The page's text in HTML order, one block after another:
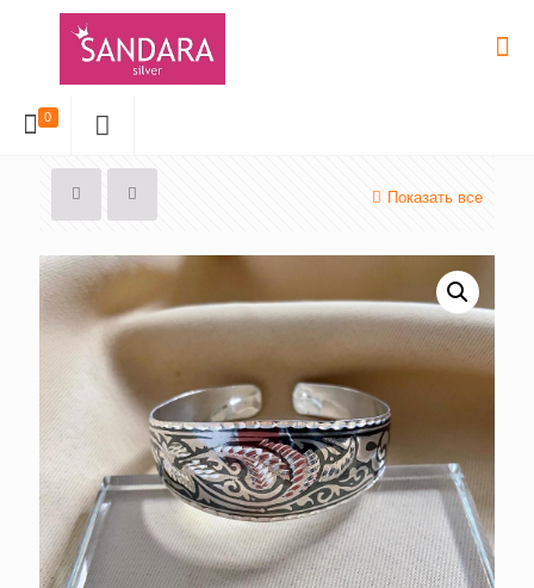
0
Показать все